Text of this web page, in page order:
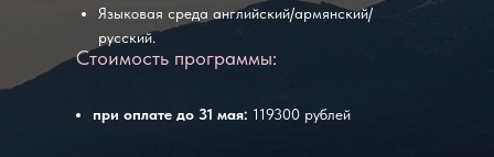
Языковая среда английский/армянский/
русский.
при оплате до 31 мая: 119300 рублей
Стоимость программы: